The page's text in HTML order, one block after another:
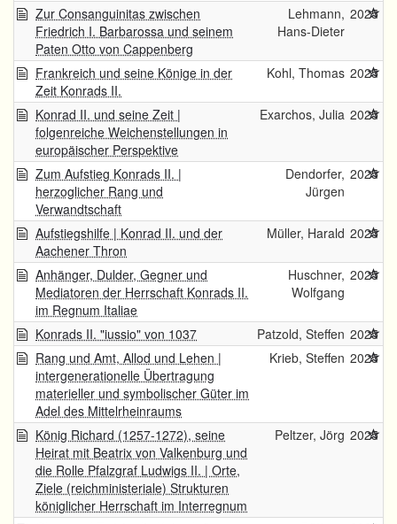
Zur Consanguinitas zwischen
Friedrich I. Barbarossa und seinem
Paten Otto von Cappenberg
Lehmann,
Hans-Dieter
2025
Frankreich und seine Könige in der
Zeit Konrads II.
Kohl, Thomas 2025
Konrad II. und seine Zeit |
folgenreiche Weichenstellungen in
europäischer Perspektive
Exarchos, Julia 2025
Zum Aufstieg Konrads II. |
herzoglicher Rang und
Verwandtschaft
Dendorfer,
Jürgen
2025
Aufstiegshilfe | Konrad II. und der
Aachener Thron
Müller, Harald 2025
Anhänger, Dulder, Gegner und
Mediatoren der Herrschaft Konrads II.
im Regnum Italiae
Huschner,
Wolfgang
2025
Konrads II. "iussio" von 1037 Patzold, Steffen 2025
Rang und Amt, Allod und Lehen |
intergenerationelle Übertragung
materieller und symbolischer Güter im
Adel des Mittelrheinraums
Krieb, Steffen 2025
König Richard (1257-1272), seine
Heirat mit Beatrix von Valkenburg und
die Rolle Pfalzgraf Ludwigs II. | Orte,
Ziele (reichministeriale) Strukturen
königlicher Herrschaft im Interregnum
Peltzer, Jörg 2025